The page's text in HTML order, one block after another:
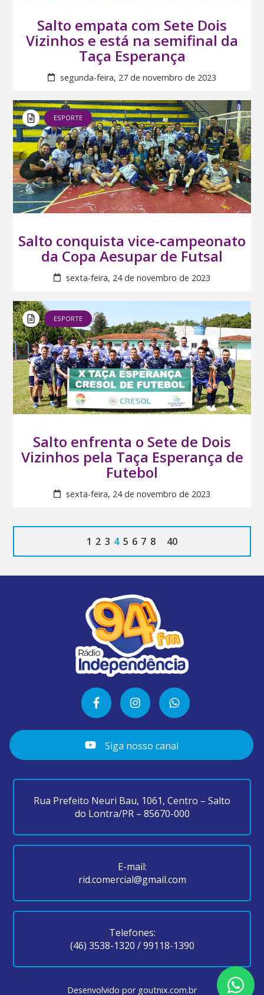
Salto empata com Sete Dois
Vizinhos e está na semifinal da
Taça Esperança
segunda-feira, 27 de novembro de 2023
ESPORTE
Salto conquista vice-campeonato
da Copa Aesupar de Futsal
sexta-feira, 24 de novembro de 2023
ESPORTE
Salto enfrenta o Sete de Dois
Vizinhos pela Taça Esperança de
Futebol
sexta-feira, 24 de novembro de 2023
1 2 3 4 5 6 7 8 40
Siga nosso canal
Rua Prefeito Neuri Bau, 1061, Centro – Salto
do Lontra/PR – 85670-000
E-mail:
rid.comercial@gmail.com
Telefones:
(46) 3538-1320 /99118-1390
Desenvolvido por goutnix.com.br